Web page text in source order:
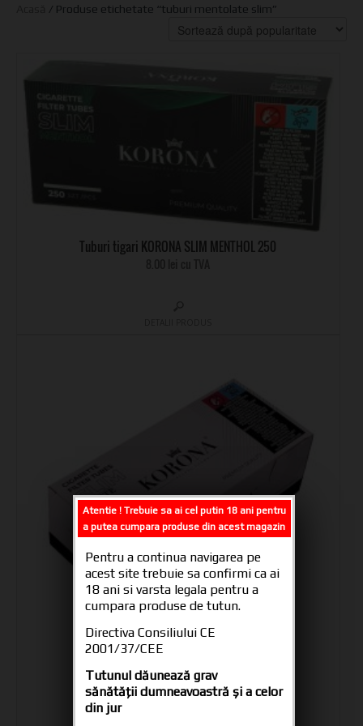
/ Produse etichetate “tuburi mentolate slim”
Tuburi tigari KORONA SLIM MENTHOL 250
Tuburi tigari KORONA SLIM WHITE 250
7.00 lei cu TVA
Atentie ! Trebuie sa ai cel putin 18 ani pentru
a putea cumpara produse din acest magazin
Pentru a continua navigarea pe
acest site trebuie sa confirmi ca ai
18 ani si varsta legala pentru a
cumpara produse de tutun.
Directiva Consiliului CE
2001/37/CEE
Tutunul dăunează grav
sănătăţii dumneavoastră şi a celor
din jur